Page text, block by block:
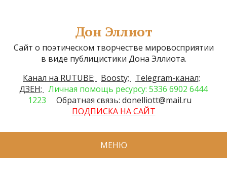
Дон Эллиот
Сайт о поэтическом творчестве мировосприятии
в виде публицистики Дона Эллиота.
Канал на RUTUBE;
Boosty;
Telegram-канал;
ДЗЕН; Личная помощь ресурсу: 5336 6902 6444
1223
Обратная связь: donelliott@mail.ru
ПОДПИСКА НА САЙТ
МЕНЮ